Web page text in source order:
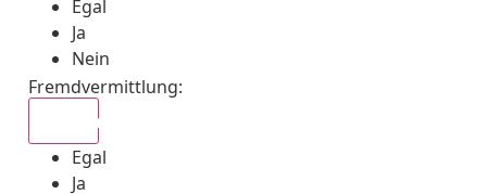
Egal
Ja
Nein
Fremdvermittlung:
Egal
Ja